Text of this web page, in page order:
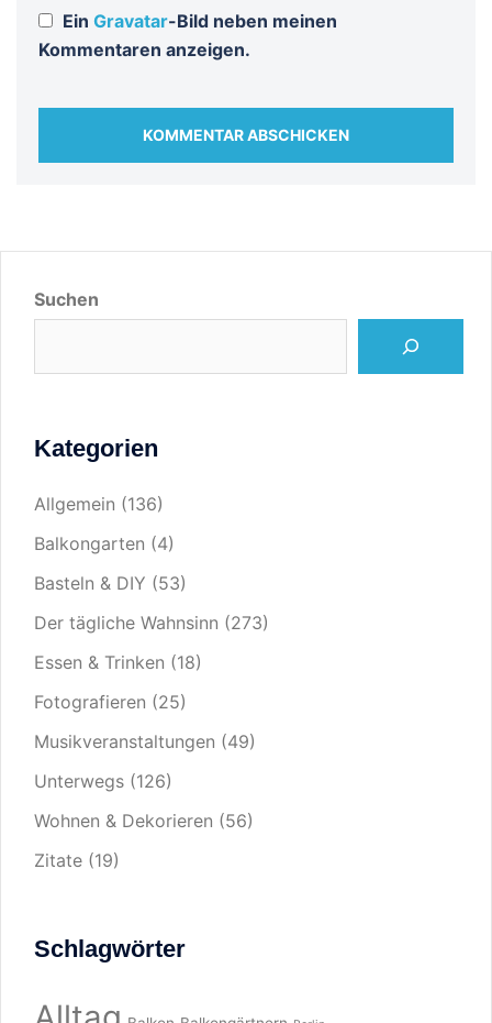
Ein Gravatar-Bild neben meinen
Kommentaren anzeigen.
Suchen
Kategorien
Allgemein (136)
Balkongarten (4)
Basteln & DIY (53)
Der tägliche Wahnsinn (273)
Essen & Trinken (18)
Fotografieren (25)
Musikveranstaltungen (49)
Unterwegs (126)
Wohnen & Dekorieren (56)
Zitate (19)
Schlagwörter